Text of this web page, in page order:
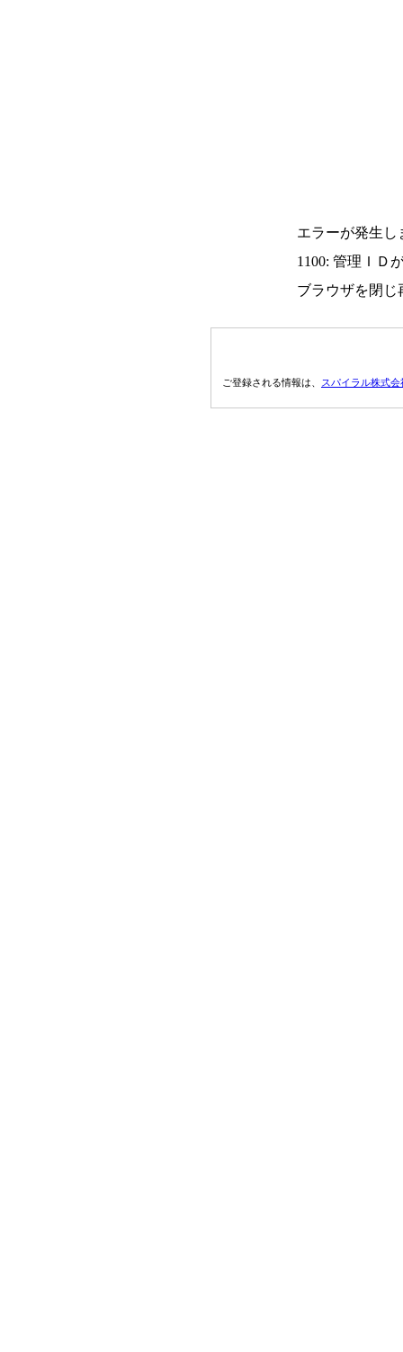
エラーが発生し
1100: 管理ＩＤ
ブラウザを閉じ
ご登録される情報は、 スパイラル株式会